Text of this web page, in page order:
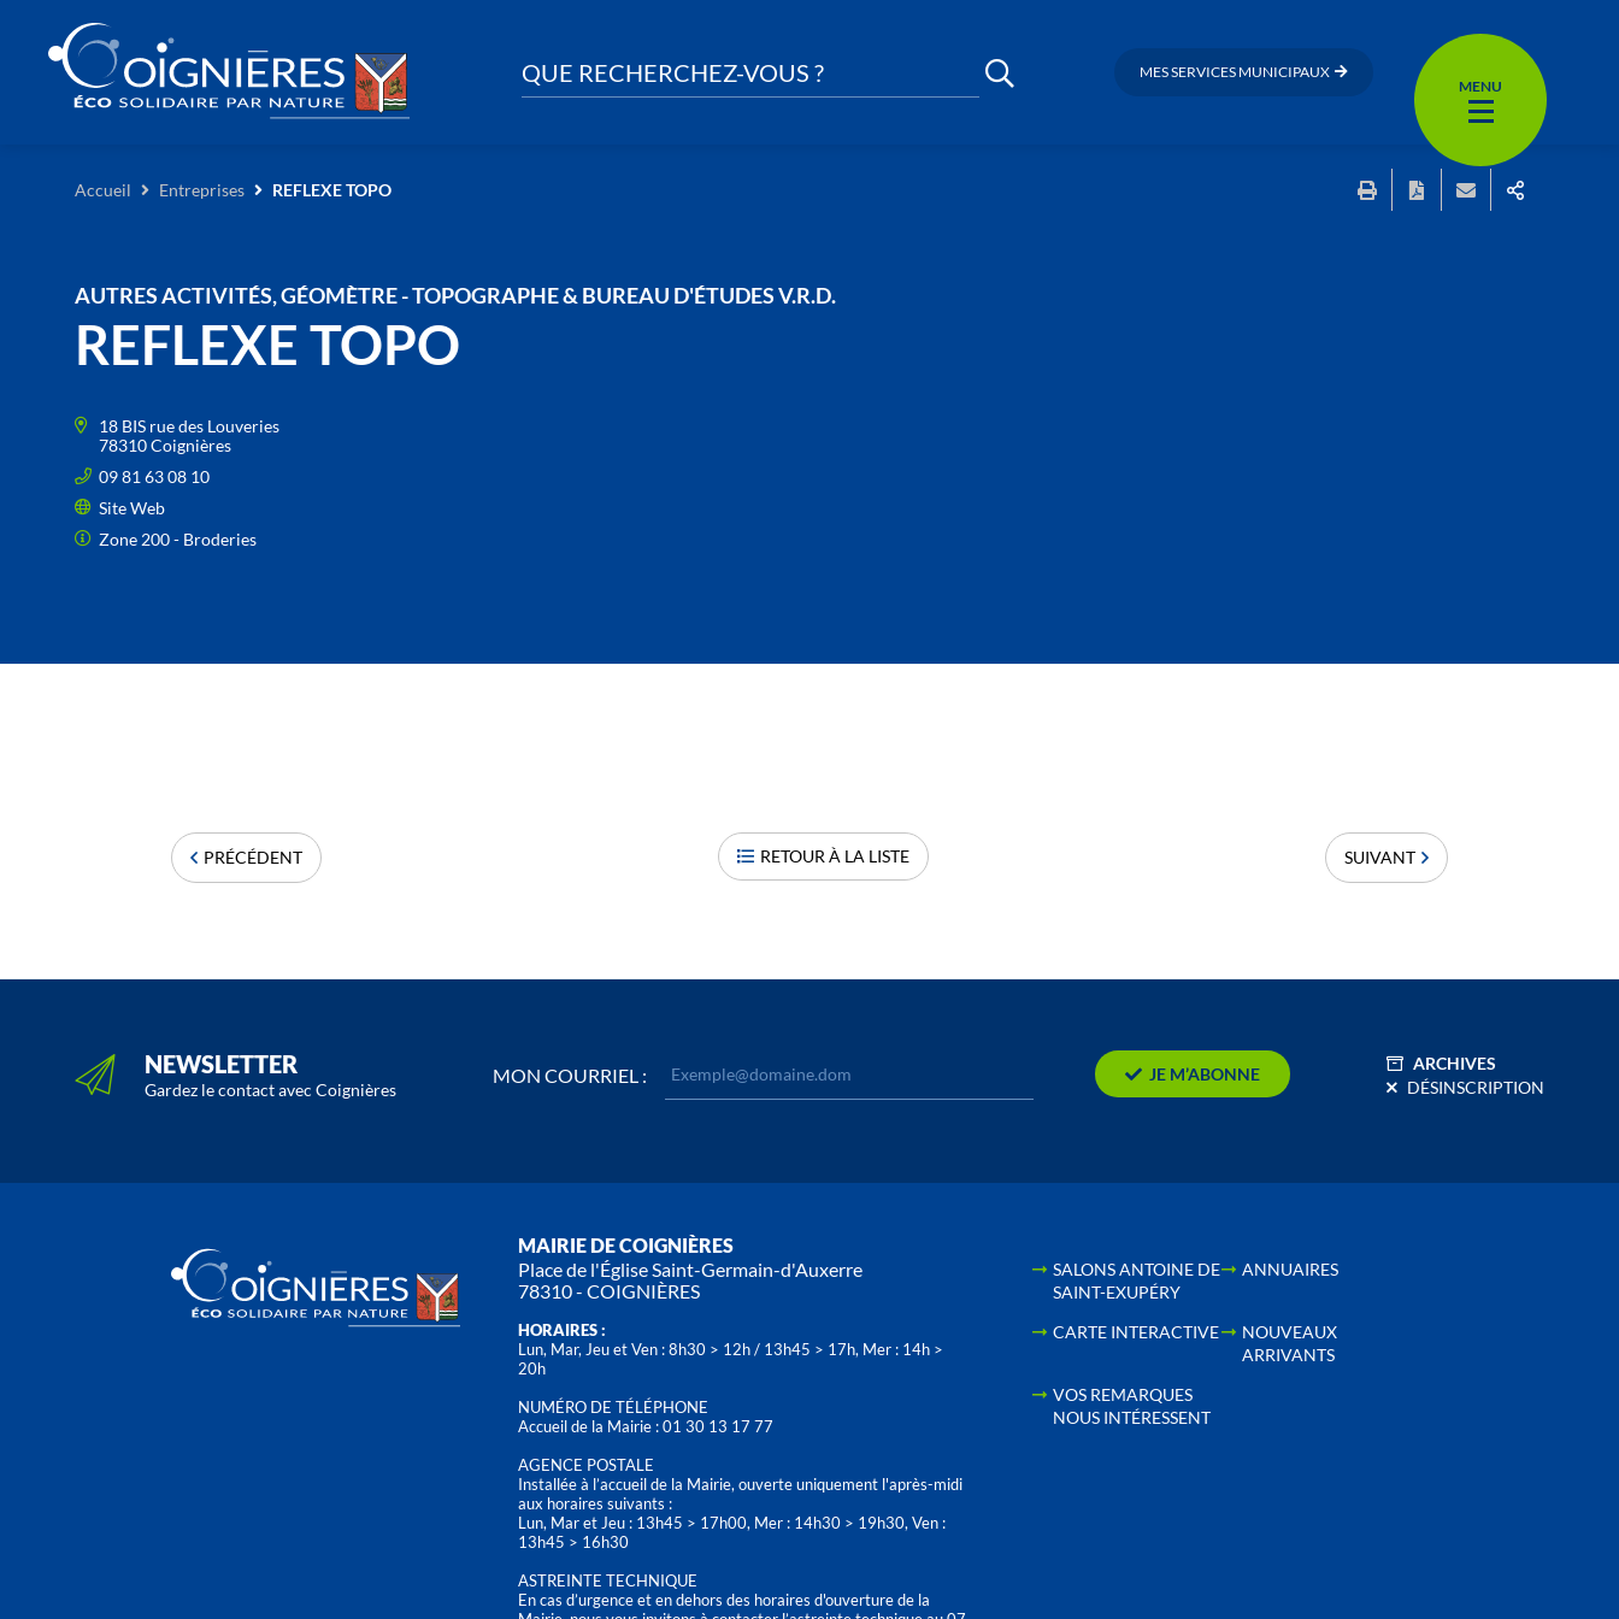
QUE RECHERCHEZ-VOUS ? MES SERVICES MUNICIPAUX
MENU
Accueil Entreprises REFLEXE TOPO
AUTRES ACTIVITÉS, GÉOMÈTRE - TOPOGRAPHE & BUREAU D'ÉTUDES V.R.D.
REFLEXE TOPO
18 BIS rue des Louveries
78310 Coignières
09 81 63 08 10
Site Web
Zone 200 - Broderies
PRÉCÉDENT RETOUR À LA LISTE SUIVANT
NEWSLETTER
Gardez le contact avec Coignières
MON COURRIEL : JE M’ABONNE
ARCHIVES
DÉSINSCRIPTION
MAIRIE DE COIGNIÈRES
Place de l'Église Saint-Germain-d'Auxerre
78310 - COIGNIÈRES
HORAIRES :
Lun, Mar, Jeu et Ven : 8h30 > 12h / 13h45 > 17h, Mer : 14h >
20h
NUMÉRO DE TÉLÉPHONE
Accueil de la Mairie : 01 30 13 17 77
AGENCE POSTALE
Installée à l’accueil de la Mairie, ouverte uniquement l'après-midi
aux horaires suivants :
Lun, Mar et Jeu : 13h45 > 17h00, Mer : 14h30 > 19h30, Ven :
13h45 > 16h30
ASTREINTE TECHNIQUE
En cas d’urgence et en dehors des horaires d'ouverture de la
SALONS ANTOINE DE
SAINT-EXUPÉRY
ANNUAIRES
CARTE INTERACTIVE
NOUVEAUX
ARRIVANTS
VOS REMARQUES
NOUS INTÉRESSENT